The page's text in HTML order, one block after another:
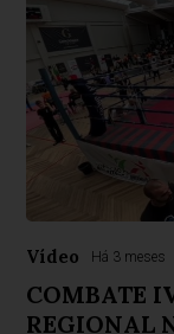
Vídeo Há 3 meses
COMBATE
REGIONAL